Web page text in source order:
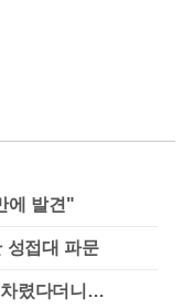
에 발견"
성접대 파문
차렸다더니…